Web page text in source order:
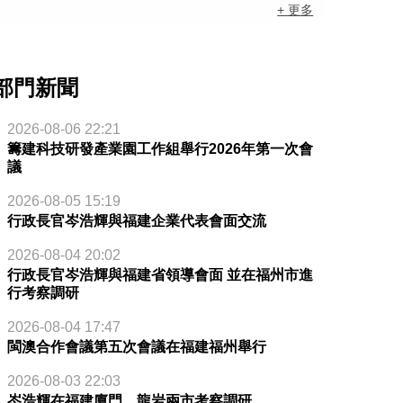
+ 更多
門新聞
2026-08-06 22:21
籌建科技研發產業園工作組舉行2026年第一次會
議
2026-08-05 15:19
行政長官岑浩輝與福建企業代表會面交流
2026-08-04 20:02
行政長官岑浩輝與福建省領導會面 並在福州市進
行考察調研
2026-08-04 17:47
閩澳合作會議第五次會議在福建福州舉行
2026-08-03 22:03